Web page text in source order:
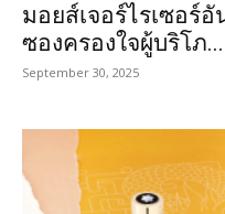
มอยส์เจอร์ไรเซอร์
ซองครองใจผู้บริโภ...
September 30, 2025